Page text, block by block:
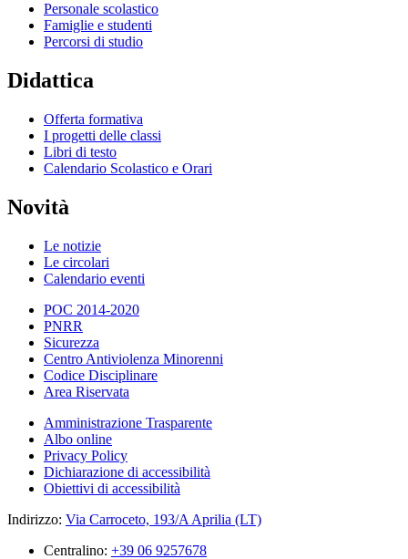
Personale scolastico
Famiglie e studenti
Percorsi di studio
Didattica
Offerta formativa
I progetti delle classi
Libri di testo
Calendario Scolastico e Orari
Novità
Le notizie
Le circolari
Calendario eventi
POC 2014-2020
PNRR
Sicurezza
Centro Antiviolenza Minorenni
Codice Disciplinare
Area Riservata
Amministrazione Trasparente
Albo online
Privacy Policy
Dichiarazione di accessibilità
Obiettivi di accessibilità
Indirizzo: Via Carroceto, 193/A Aprilia (LT)
Centralino: +39 06 9257678